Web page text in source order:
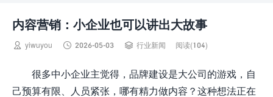
内容营销：小企业也可以讲出大故事
 yiwuyou  2026-05-03  行业新闻 阅读(104)
很多中小企业主觉得，品牌建设是大公司的游戏，自
己预算有限、人员紧张，哪有精力做内容？这种想法正在